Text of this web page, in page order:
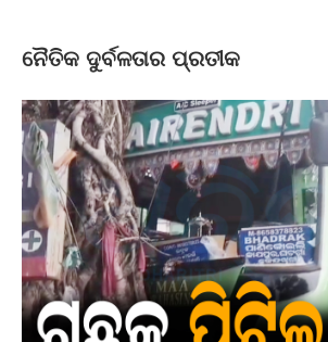
ନୈତିକ ଦୁର୍ବଳତାର ପ୍ରତୀକ